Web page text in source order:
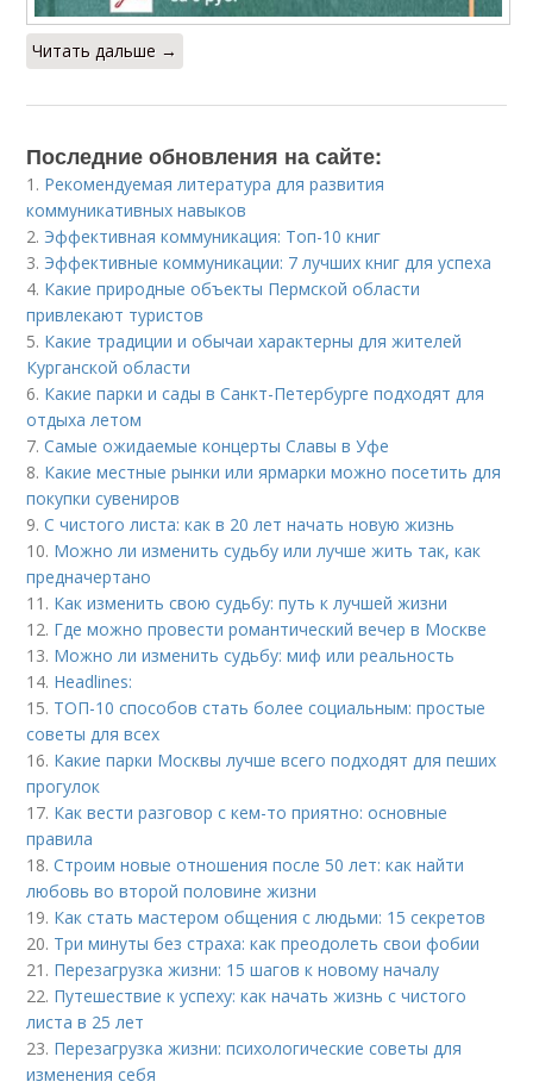
Читать дальше →
Последние обновления на сайте:
1. Рекомендуемая литература для развития
коммуникативных навыков
2. Эффективная коммуникация: Топ-10 книг
3. Эффективные коммуникации: 7 лучших книг для успеха
4. Какие природные объекты Пермской области
привлекают туристов
5. Какие традиции и обычаи характерны для жителей
Курганской области
6. Какие парки и сады в Санкт-Петербурге подходят для
отдыха летом
7.Самые ожидаемые концерты Славы в Уфе
8. Какие местные рынки или ярмарки можно посетить для
покупки сувениров
9.С чистого листа: как в 20 лет начать новую жизнь
10. Можно ли изменить судьбу или лучше жить так, как
предначертано
11. Как изменить свою судьбу: путь к лучшей жизни
12. Где можно провести романтический вечер в Москве
13. Можно ли изменить судьбу: миф или реальность
14. Headlines:
15. ТОП-10 способов стать более социальным: простые
советы для всех
16. Какие парки Москвы лучше всего подходят для пеших
прогулок
17. Как вести разговор с кем-то приятно: основные
правила
18.Строим новые отношения после 50 лет: как найти
любовь во второй половине жизни
19. Как стать мастером общения с людьми: 15 секретов
20. Три минуты без страха: как преодолеть свои фобии
21. Перезагрузка жизни: 15 шагов к новому началу
22. Путешествие к успеху: как начать жизнь с чистого
листа в 25 лет
23. Перезагрузка жизни: психологические советы для
изменения себя